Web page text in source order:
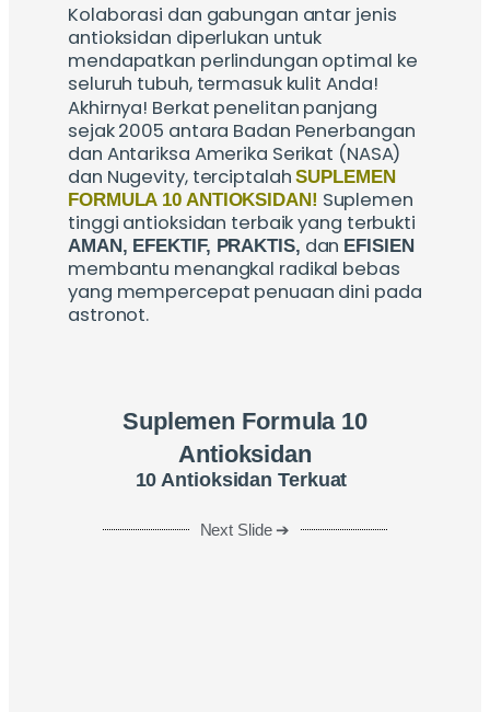
Kolaborasi dan gabungan antar jenis
antioksidan diperlukan untuk
mendapatkan perlindungan optimal ke
seluruh tubuh, termasuk kulit Anda!
Akhirnya! Berkat penelitan panjang
sejak 2005 antara Badan Penerbangan
dan Antariksa Amerika Serikat (NASA)
dan Nugevity, terciptalahSUPLEMEN
FORMULA 10 ANTIOKSIDAN ! Suplemen
tinggi antioksidan terbaik yang terbukti
AMAN , EFEKTIF, PRAKTIS, dan EFISIEN
membantu menangkal radikal bebas
yang mempercepat penuaan dini pada
astronot.
Suplemen Formula 10
Antioksidan
10 Antioksidan Terkuat
Next Slide ➔